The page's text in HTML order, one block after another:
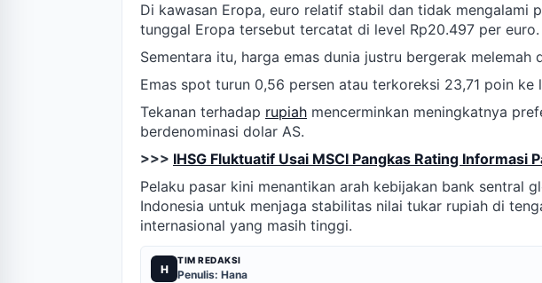
Di kawasan Eropa, euro relatif stabil dan tidak mengalami
tunggal Eropa tersebut tercatat di level Rp20.497 per euro.
Sementara itu, harga emas dunia justru bergerak melemah
Emas spot turun 0,56 persen atau terkoreksi 23,71 poin ke
Tekanan terhadap rupiah mencerminkan meningkatnya
berdenominasi dolar AS.
>>> IHSG Fluktuatif Usai MSCI Pangkas Rating Informasi
Pelaku pasar kini menantikan arah kebijakan bank sentral
Indonesia untuk menjaga stabilitas nilai tukar rupiah di
internasional yang masih tinggi.
H
TIM REDAKSI
Penulis: Hana